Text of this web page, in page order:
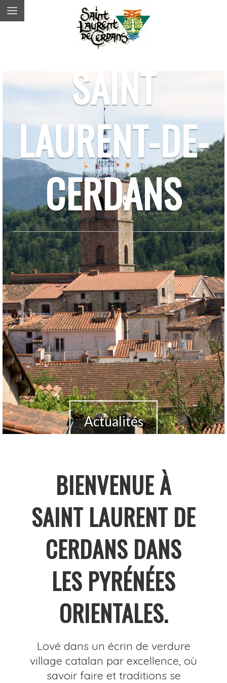
SAINT
LAURENT-DE-
CERDANS
Actualités
BIENVENUE À
SAINT LAURENT DE
CERDANS DANS
LES PYRÉNÉES
ORIENTALES.
Lové dans un écrin de verdure
village catalan par excellence, où
savoir faire et traditions se